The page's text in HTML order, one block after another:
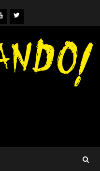
Twitter